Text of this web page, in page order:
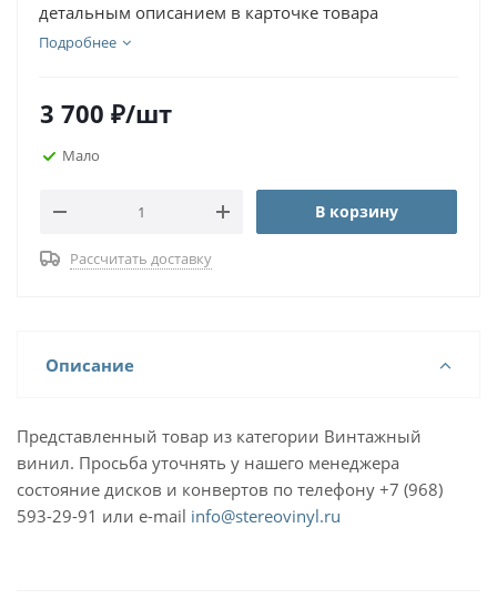
детальным описанием в карточке товара
Подробнее
3 700 ₽/шт
Мало
В корзину
Рассчитать доставку
Описание
Представленный товар из категории Винтажный
винил. Просьба уточнять у нашего менеджера
состояние дисков и конвертов по телефону +7 (968)
593-29-91 или e-mail info@stereovinyl.ru